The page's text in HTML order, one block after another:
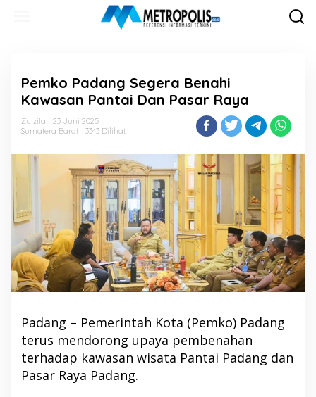
Pemko Padang Segera Benahi
Kawasan Pantai Dan Pasar Raya
Zulzila
23 Juni 2025
Sumatera Barat
3343 Dilihat
Padang – Pemerintah Kota (Pemko) Padang
terus mendorong upaya pembenahan
terhadap kawasan wisata Pantai Padang dan
Pasar Raya Padang.